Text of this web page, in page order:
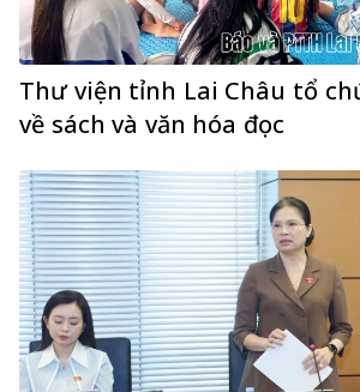
Thư viện tỉnh Lai Châu tổ
về sách và văn hóa đọc